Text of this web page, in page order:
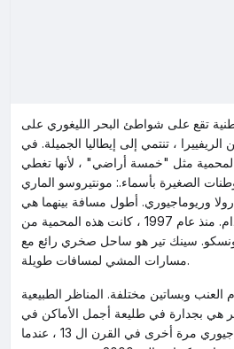
تقع على شواطئ البحر الليغوري على
، تنتمي إلى إيطاليا الجميلة. في
مثل "خمسة أراضي" ، لأنها تغطي
الصغيرة بأسماء.: مونتيروسو الماري
وريوماجيوري. أطول مسافة بينهما هي
2 ساعة سيرا على الأقدام. منذ عام 1997 ، كانت هذه المحمية من
سينك تير هو ساحل صخري رائع مع
مسارات المشي لمسافات طويلة.
وبساتين مختلفة. المناظر الطبيعية
هي بجدارة في طليعة أجمل الأماكن في
إيطاليا. ولدت قرية ريوماجيوري مرة أخرى في القرن ال 13 ، عندما